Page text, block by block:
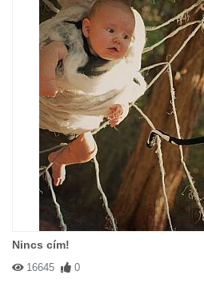
Nincs cím!
16645 0